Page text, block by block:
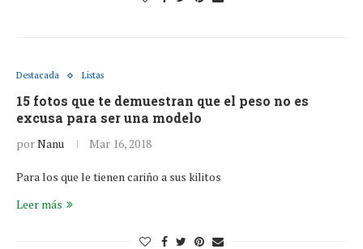
Destacada Listas
15 fotos que te demuestran que el peso no es
excusa para ser una modelo
porNanu Mar 16, 2018
Para los que le tienen cariño a sus kilitos
Leer más